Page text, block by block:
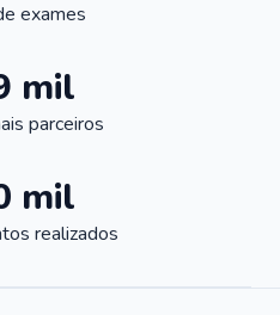
exames
mil
parceiros
mil
realizados